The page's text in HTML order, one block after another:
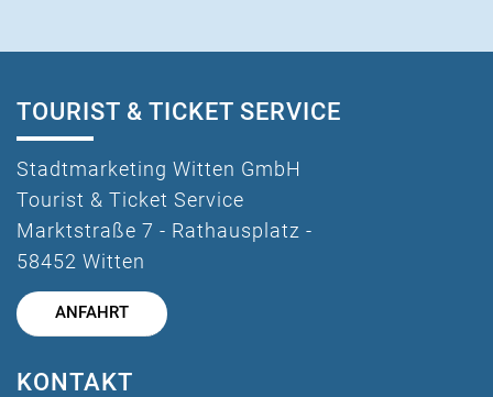
TOURIST & TICKET SERVICE
Stadtmarketing Witten GmbH
Tourist & Ticket Service
Marktstraße 7 - Rathausplatz -
58452 Witten
ANFAHRT
KONTAKT